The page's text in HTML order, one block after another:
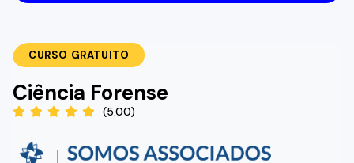
CURSO GRATUITO
Ciência Forense
(5.00)